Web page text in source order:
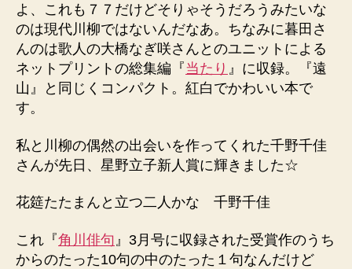
よ、これも７７だけどそりゃそうだろうみたいな
のは現代川柳ではないんだなあ。ちなみに暮田さ
んのは歌人の大橋なぎ咲さんとのユニットによる
ネットプリントの総集編『当たり 』に収録。『遠
山』と同じくコンパクト。紅白でかわいい本で
す。
私と川柳の偶然の出会いを作ってくれた千野千佳
さんが先日、星野立子新人賞に輝きました☆
花筵たたまんと立つ二人かな 千野千佳
これ『角川俳句 』3月号に収録された受賞作のうち
からのたった10句の中のたった１句なんだけど